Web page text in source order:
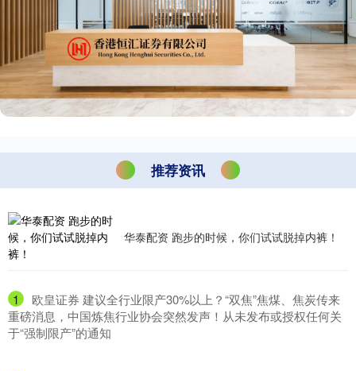
推荐资讯
华泰配资 跑步的时候，你们试试脱掉内裤！
1
​欧皇证券 建议全行业限产30%以上？“双焦”焦煤、焦炭传来
重磅消息，中国炼焦行业协会突然发声！从未发布或授权任何关
于“强制限产”的通知